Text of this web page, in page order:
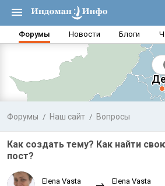
Форумы Новости Блоги
Форумы Наш сайт Вопросы
Как создать тему? Как найти
пост?
Elena Vasta Elena Vasta